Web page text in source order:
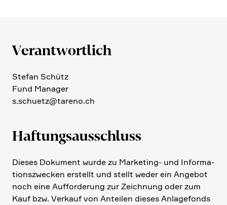
Verant­wort­lich
Stefan Schütz
Fund Manager
s.​schuetz@​tareno.​ch
Haftungs­aus­schluss
Dieses Dokument wurde zu Marke­ting- und Infor­ma­
ti­ons­zwecken erstellt und stellt weder ein Angebot
noch eine Auffor­de­rung zur Zeich­nung oder zum
Kauf bzw. Verkauf von Anteilen dieses Anlage­fonds